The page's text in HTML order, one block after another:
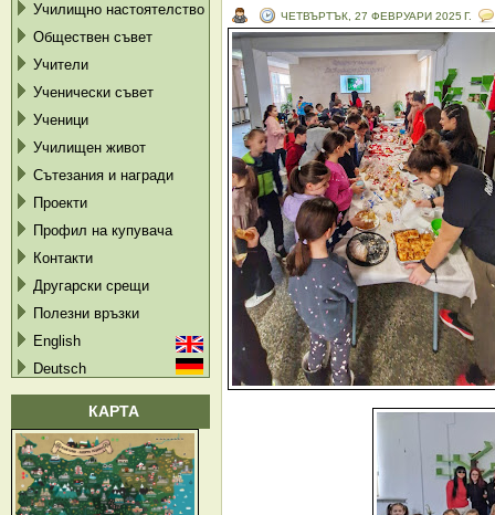
Училищно настоятелство
Обществен съвет
Учители
Ученически съвет
Ученици
Училищен живот
Сътезания и награди
Проекти
Профил на купувача
Контакти
Другарски срещи
Полезни връзки
English
Deutsch
КАРТА
ЧЕТВЪРТЪК, 27 ФЕВРУАРИ 2025 Г.